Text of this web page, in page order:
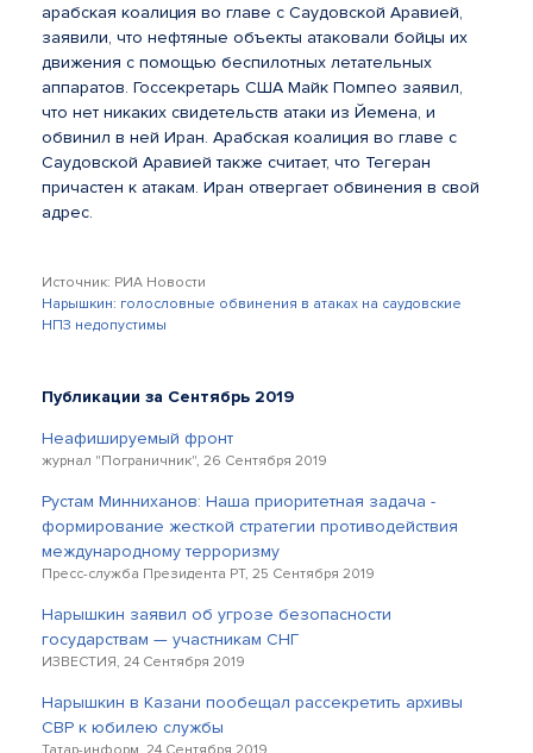
арабская коалиция во главе с Саудовской Аравией,
заявили, что нефтяные объекты атаковали бойцы их
движения с помощью беспилотных летательных
аппаратов. Госсекретарь США Майк Помпео заявил,
что нет никаких свидетельств атаки из Йемена, и
обвинил в ней Иран. Арабская коалиция во главе с
Саудовской Аравией также считает, что Тегеран
причастен к атакам. Иран отвергает обвинения в свой
адрес.
Источник: РИА Новости
Нарышкин: голословные обвинения в атаках на саудовские
НПЗ недопустимы
Публикации за Сентябрь 2019
Неафишируемый фронт
журнал "Пограничник", 26 Сентября 2019
Рустам Минниханов: Наша приоритетная задача -
формирование жесткой стратегии противодействия
международному терроризму
Пресс-служба Президента РТ, 25 Сентября 2019
Нарышкин заявил об угрозе безопасности
государствам — участникам СНГ
ИЗВЕСТИЯ, 24 Сентября 2019
Нарышкин в Казани пообещал рассекретить архивы
СВР к юбилею службы